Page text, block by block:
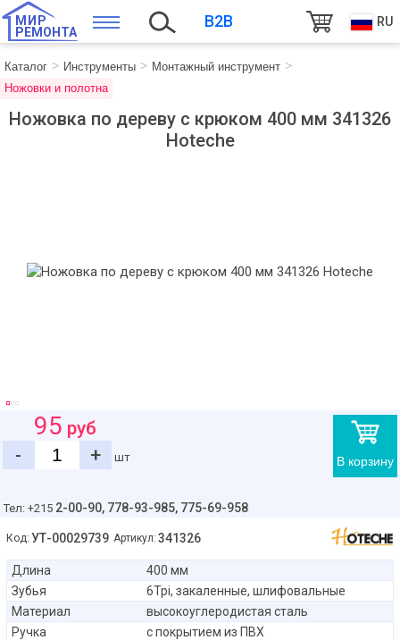
МИР
РЕМОНТА
B2B RU
Каталог Инструменты
Монтажный инструмент
Ножовки и полотна
Ножовка по дереву с крюком 400 мм 341326
Hoteche
В корзину
95 руб
-
+ шт
Тел: +215 2-00-90, 778-93-985, 775-69-958
Код: УТ-00029739 Артикул: 341326
Длина
400 мм
Зубья
6Tpi, закаленные, шлифовальные
Материал
высокоуглеродистая сталь
Ручка
с покрытием из ПВХ